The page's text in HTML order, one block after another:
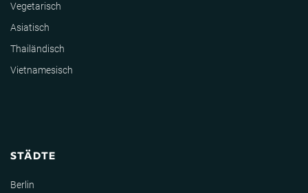
Vegetarisch
Asiatisch
Thailändisch
Vietnamesisch
STÄDTE
Berlin